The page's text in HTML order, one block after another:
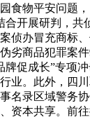
食物平安问题
合开展研判，共
侦办冒充商标
劣商品犯罪案
促成长”专项冲
业。此外，四
名录区域警务
资本共享。前往